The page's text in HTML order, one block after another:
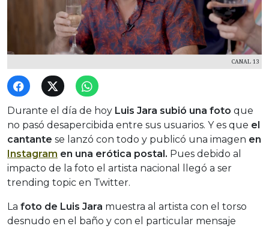
CANAL 13
Durante el día de hoy Luis Jara subió una foto que
no pasó desapercibida entre sus usuarios. Y es que el
cantante se lanzó con todo y publicó una imagen en
Instagram en una erótica postal. Pues debido al
impacto de la foto el artista nacional llegó a ser
trending topic en Twitter.
La foto de Luis Jara muestra al artista con el torso
desnudo en el baño y con el particular mensaje